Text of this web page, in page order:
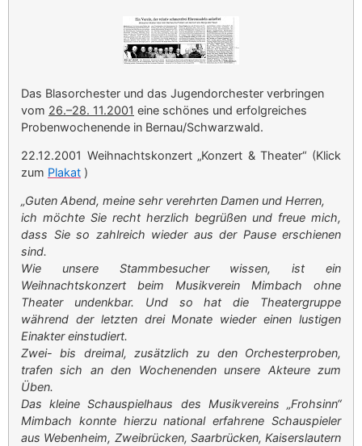
Das Blasorchester und das Jugendorchester verbringen
vom 26.–28. 11.2001 eine schönes und erfolgreiches
Probenwochenende in Bernau/Schwarzwald.
22.12.2001 Weihnachtskonzert „Konzert & Theater“ (Klick
zum Plakat )
„Guten Abend, meine sehr verehrten Damen und Herren,
ich möchte Sie recht herzlich begrüßen und freue mich,
dass Sie so zahlreich wieder aus der Pause erschienen
sind.
Wie unsere Stammbesucher wissen, ist ein
Weihnachtskonzert beim Musikverein Mimbach ohne
Theater undenkbar. Und so hat die Theatergruppe
während der letzten drei Monate wieder einen lustigen
Einakter einstudiert.
Zwei- bis dreimal, zusätzlich zu den Orchesterproben,
trafen sich an den Wochenenden unsere Akteure zum
Üben.
Das kleine Schauspielhaus des Musikvereins „Frohsinn“
Mimbach konnte hierzu national erfahrene Schauspieler
aus Webenheim, Zweibrücken, Saarbrücken, Kaiserslautern